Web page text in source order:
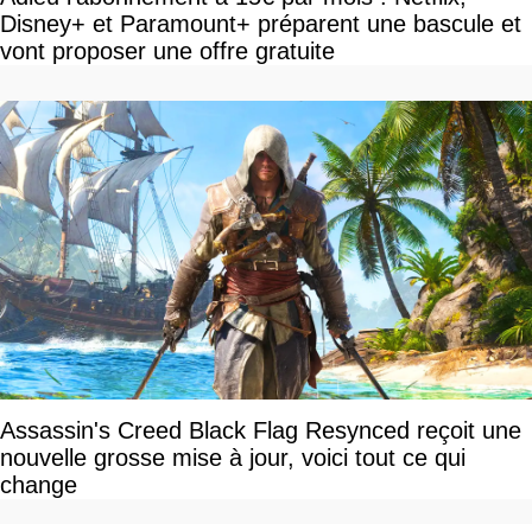
Disney+ et Paramount+ préparent une bascule et
vont proposer une offre gratuite
Assassin's Creed Black Flag Resynced reçoit une
nouvelle grosse mise à jour, voici tout ce qui
change